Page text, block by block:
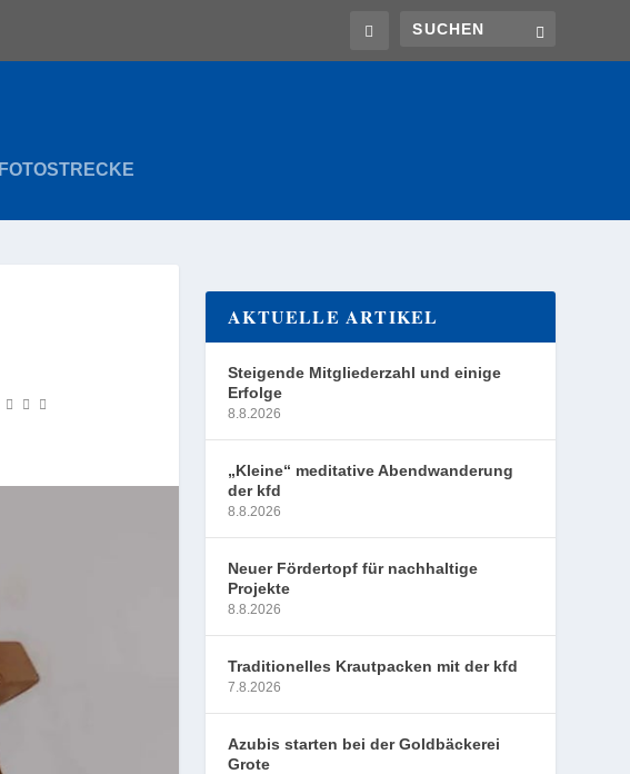
FOTOSTRECKE
AKTUELLE ARTIKEL
Steigende Mitgliederzahl und einige
Erfolge
8.8.2026
„Kleine“ meditative Abendwanderung
der kfd
8.8.2026
Neuer Fördertopf für nachhaltige
Projekte
8.8.2026
Traditionelles Krautpacken mit der kfd
7.8.2026
Azubis starten bei der Goldbäckerei
Grote